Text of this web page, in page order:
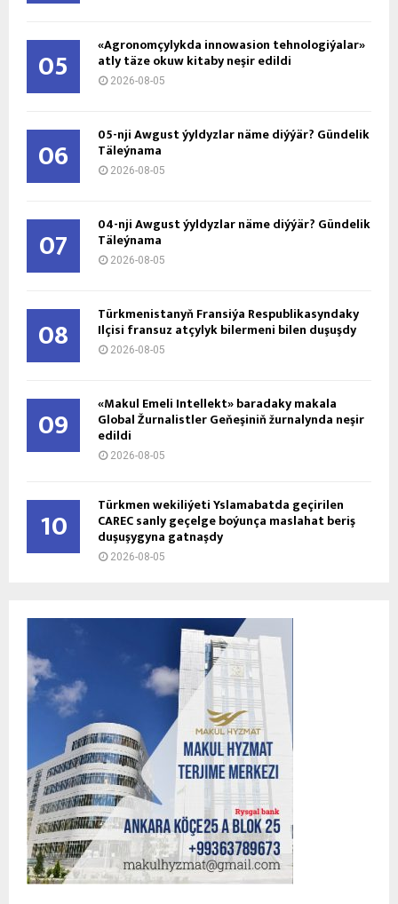
05 «Agronomçylykda innowasion tehnologiýalar»
atly täze okuw kitaby neşir edildi
2026-08-05
06 05-nji Awgust ýyldyzlar näme diýýär? Gündelik
Täleýnama
2026-08-05
07 04-nji Awgust ýyldyzlar näme diýýär? Gündelik
Täleýnama
2026-08-05
08 Türkmenistanyň Fransiýa Respublikasyndaky
Ilçisi fransuz atçylyk bilermeni bilen duşuşdy
2026-08-05
09 «Makul Emeli Intellekt» baradaky makala
Global Žurnalistler Geňeşiniň žurnalynda neşir
edildi
2026-08-05
10 Türkmen wekiliýeti Yslamabatda geçirilen
CAREC sanly geçelge boýunça maslahat beriş
duşuşygyna gatnaşdy
2026-08-05